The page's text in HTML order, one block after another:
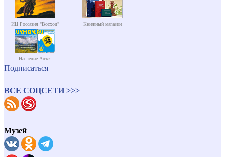
ИЦ Россазия "Восход" Книжный магазин
Наследие Алтая
Подписаться
ВСЕ СОЦСЕТИ >>>
Музей